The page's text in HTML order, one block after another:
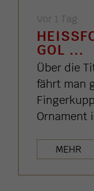
Vor 1 Tag
OL ...
Über die
fährt man
Ornament
MEHR